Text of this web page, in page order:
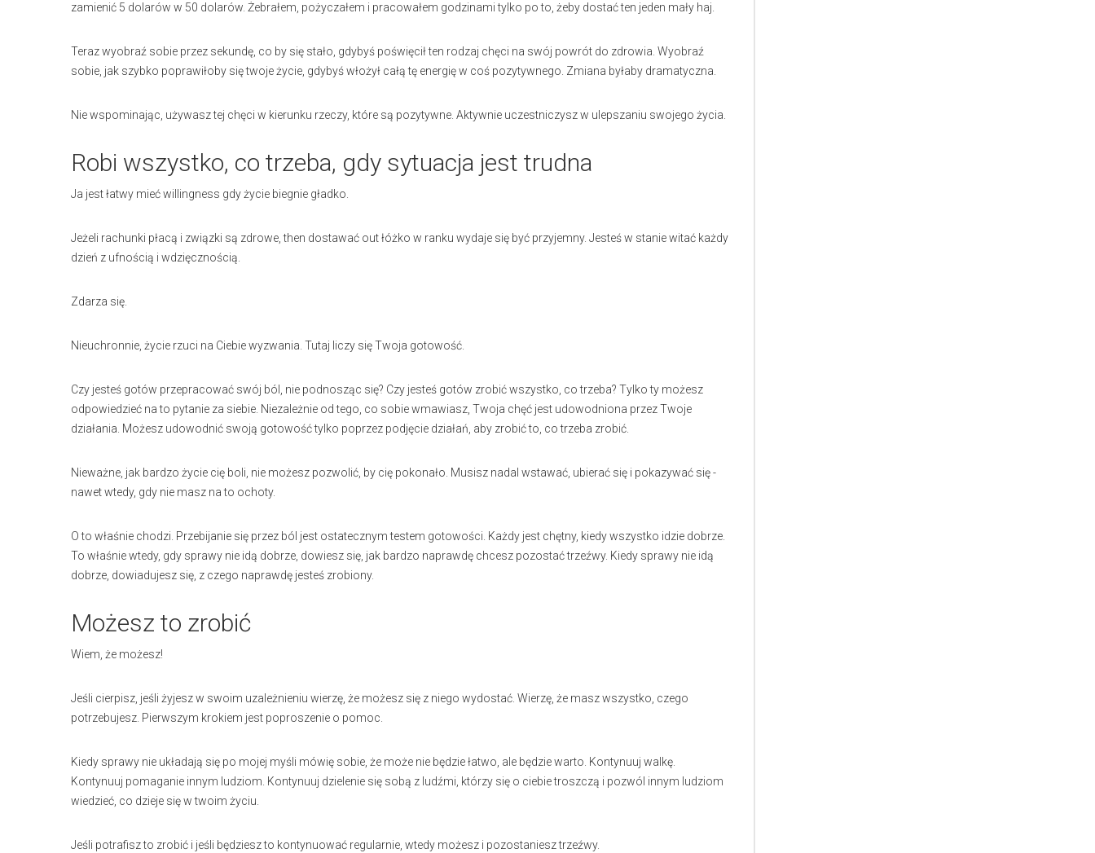
zamienić 5 dolarów w 50 dolarów. Żebrałem, pożyczałem i pracowałem godzinami tylko po to, żeby dostać ten jeden mały haj.
Teraz wyobraź sobie przez sekundę, co by się stało, gdybyś poświęcił ten rodzaj chęci na swój powrót do zdrowia. Wyobraź
sobie, jak szybko poprawiłoby się twoje życie, gdybyś włożył całą tę energię w coś pozytywnego. Zmiana byłaby dramatyczna.
Nie wspominając, używasz tej chęci w kierunku rzeczy, które są pozytywne. Aktywnie uczestniczysz w ulepszaniu swojego życia.
Robi wszystko, co trzeba, gdy sytuacja jest trudna
Ja jest łatwy mieć willingness gdy życie biegnie gładko.
Jeżeli rachunki płacą i związki są zdrowe, then dostawać out łóżko w ranku wydaje się być przyjemny. Jesteś w stanie witać każdy
dzień z ufnością i wdzięcznością.
Zdarza się.
Nieuchronnie, życie rzuci na Ciebie wyzwania. Tutaj liczy się Twoja gotowość.
Czy jesteś gotów przepracować swój ból, nie podnosząc się? Czy jesteś gotów zrobić wszystko, co trzeba? Tylko ty możesz
odpowiedzieć na to pytanie za siebie. Niezależnie od tego, co sobie wmawiasz, Twoja chęć jest udowodniona przez Twoje
działania. Możesz udowodnić swoją gotowość tylko poprzez podjęcie działań, aby zrobić to, co trzeba zrobić.
Nieważne, jak bardzo życie cię boli, nie możesz pozwolić, by cię pokonało. Musisz nadal wstawać, ubierać się i pokazywać się -
nawet wtedy, gdy nie masz na to ochoty.
O to właśnie chodzi. Przebijanie się przez ból jest ostatecznym testem gotowości. Każdy jest chętny, kiedy wszystko idzie dobrze.
To właśnie wtedy, gdy sprawy nie idą dobrze, dowiesz się, jak bardzo naprawdę chcesz pozostać trzeźwy. Kiedy sprawy nie idą
dobrze, dowiadujesz się, z czego naprawdę jesteś zrobiony.
Możesz to zrobić
Wiem, że możesz!
Jeśli cierpisz, jeśli żyjesz w swoim uzależnieniu wierzę, że możesz się z niego wydostać. Wierzę, że masz wszystko, czego
potrzebujesz. Pierwszym krokiem jest poproszenie o pomoc.
Kiedy sprawy nie układają się po mojej myśli mówię sobie, że może nie będzie łatwo, ale będzie warto. Kontynuuj walkę.
Kontynuuj pomaganie innym ludziom. Kontynuuj dzielenie się sobą z ludźmi, którzy się o ciebie troszczą i pozwól innym ludziom
wiedzieć, co dzieje się w twoim życiu.
Jeśli potrafisz to zrobić i jeśli będziesz to kontynuować regularnie, wtedy możesz i pozostaniesz trzeźwy.